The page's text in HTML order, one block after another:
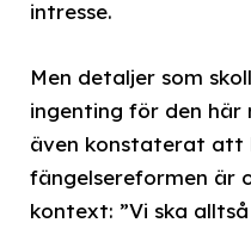
intresse.
Men detaljer som
ingenting för den här
även konstaterat att
fängelsereformen är
kontext: ”Vi ska